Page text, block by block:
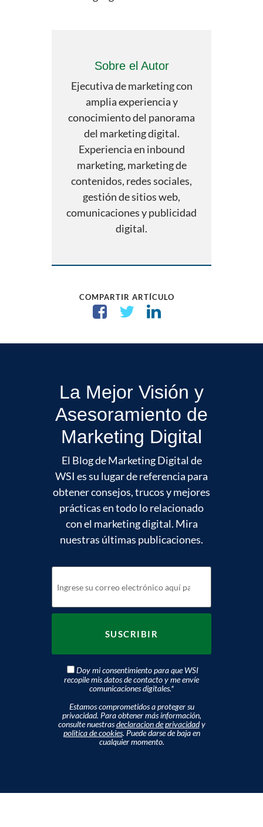
Sobre el Autor
Ejecutiva de marketing con
amplia experiencia y
conocimiento del panorama
del marketing digital.
Experiencia en inbound
marketing, marketing de
contenidos, redes sociales,
gestión de sitios web,
comunicaciones y publicidad
digital.
COMPARTIR ARTÍCULO
La Mejor Visión y
Asesoramiento de
Marketing Digital
El Blog de Marketing Digital de
WSI es su lugar de referencia para
obtener consejos, trucos y mejores
prácticas en todo lo relacionado
con el marketing digital. Mira
nuestras últimas publicaciones.
Doy mi consentimiento para que WSI
recopile mis datos de contacto y me envíe
comunicaciones digitales.*
Estamos comprometidos a proteger su
privacidad. Para obtener más información,
consulte nuestrasdeclaracion de privacidady
politica de cookies. Puede darse de baja en
cualquier momento.